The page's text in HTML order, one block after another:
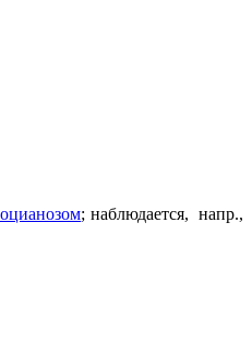
; наблюдается, напр.,